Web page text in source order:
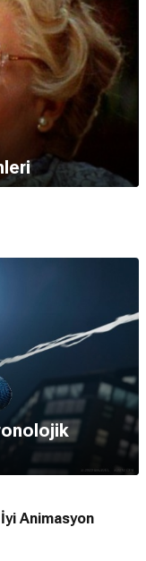
İyi Animasyon